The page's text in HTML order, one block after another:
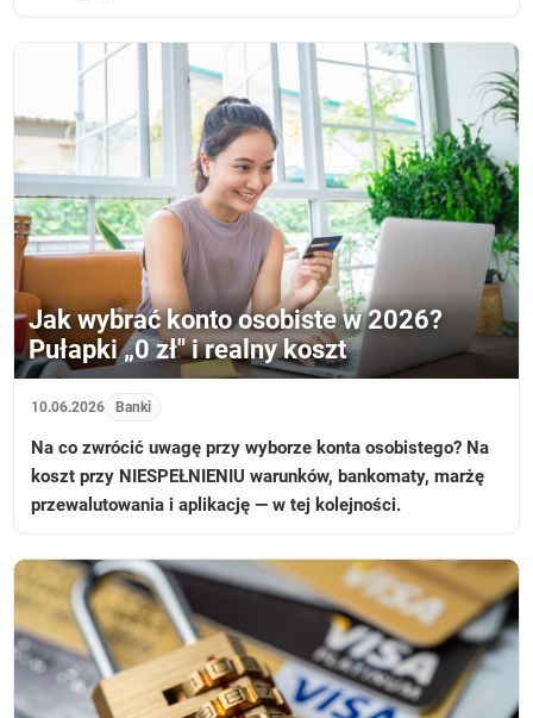
Jak wybrać konto osobiste w 2026?
Pułapki „0 zł" i realny koszt
10.06.2026 Banki
Na co zwrócić uwagę przy wyborze konta osobistego? Na
koszt przy NIESPEŁNIENIU warunków, bankomaty, marżę
przewalutowania i aplikację — w tej kolejności.